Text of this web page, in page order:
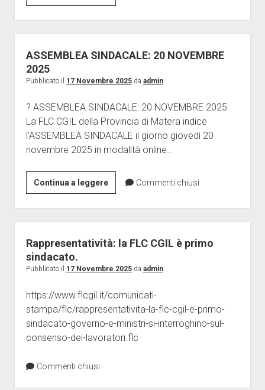
GENERALE:
VENERDI’
12
DICEMBRE
ASSEMBLEA SINDACALE: 20 NOVEMBRE
2025
Pubblicato il 17 Novembre 2025da admin
? ASSEMBLEA SINDACALE: 20 NOVEMBRE 2025
La FLC CGIL della Provincia di Matera indice
l’ASSEMBLEA SINDACALE il giorno giovedì 20
novembre 2025 in modalità online…
Continua a leggereASSEMBLEA
SINDACALE:
20
NOVEMBRE
2025
Commenti chiusi
Rappresentatività: la FLC CGIL è primo
sindacato.
Pubblicato il 17 Novembre 2025da admin
https://www.flcgil.it/comunicati-
stampa/flc/rappresentativita-la-flc-cgil-e-primo-
sindacato-governo-e-ministri-si-interroghino-sul-
consenso-dei-lavoratori.flc
Commenti chiusi